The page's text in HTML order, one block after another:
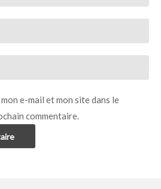
e-mail et mon site dans le
commentaire.